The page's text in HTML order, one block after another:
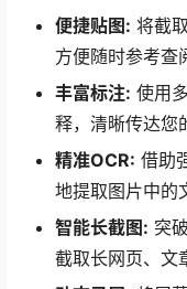
便捷贴图: 将截
方便随时参考查
丰富标注: 使用
释，清晰传达您
精准OCR: 借助
地提取图片中的
智能长截图: 突
截取长网页、文